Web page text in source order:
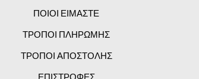
ΠΟΙΟΙ ΕΙΜΑΣΤΕ
ΤΡΟΠΟΙ ΠΛΗΡΩΜΗΣ
ΤΡΟΠΟΙ ΑΠΟΣΤΟΛΗΣ
ΕΠΙΣΤΡΟΦΕΣ